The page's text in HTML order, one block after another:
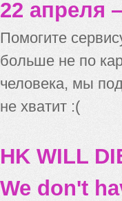
22 апреля
Помогите
больше не по
человека, мы
не хватит :(
HK WILL
We don't